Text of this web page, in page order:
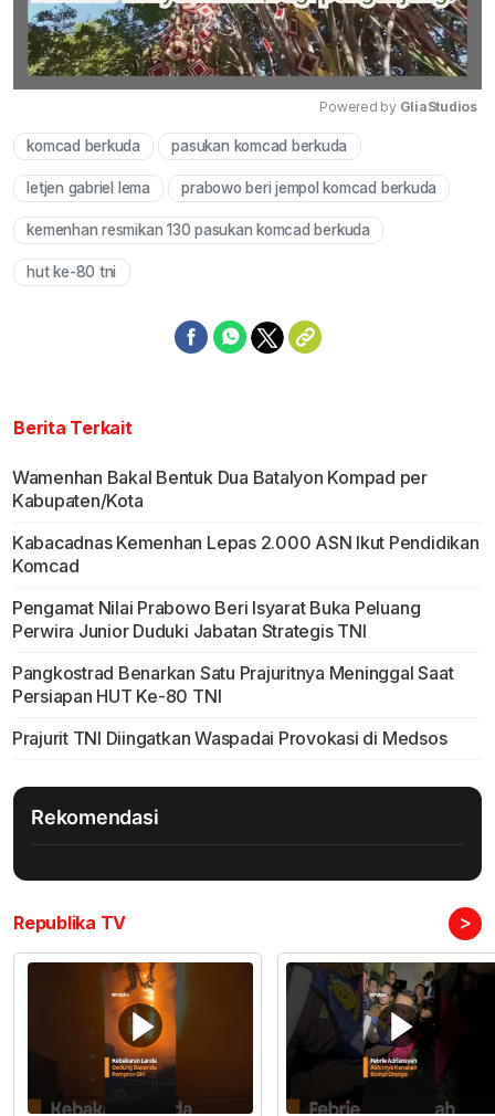
Powered by GliaStudios
komcad berkuda pasukan komcad berkuda
letjen gabriel lema prabowo beri jempol komcad berkuda
kemenhan resmikan 130 pasukan komcad berkuda
hut ke-80 tni
Berita Terkait
Wamenhan Bakal Bentuk Dua Batalyon Kompad per
Kabupaten/Kota
Kabacadnas Kemenhan Lepas 2.000 ASN Ikut Pendidikan
Komcad
Pengamat Nilai Prabowo Beri Isyarat Buka Peluang
Perwira Junior Duduki Jabatan Strategis TNI
Pangkostrad Benarkan Satu Prajuritnya Meninggal Saat
Persiapan HUT Ke-80 TNI
Prajurit TNI Diingatkan Waspadai Provokasi di Medsos
Rekomendasi
Republika TV >